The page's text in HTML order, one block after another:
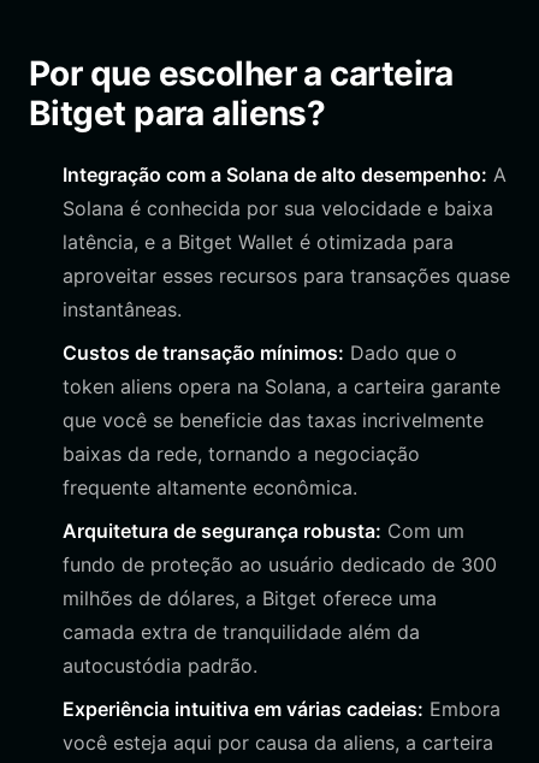
Por que escolher a carteira
Bitget para aliens?
Integração com a Solana de alto desempenho: A
Solana é conhecida por sua velocidade e baixa
latência, e a Bitget Wallet é otimizada para
aproveitar esses recursos para transações quase
instantâneas.
Custos de transação mínimos: Dado que o
token aliens opera na Solana, a carteira garante
que você se beneficie das taxas incrivelmente
baixas da rede, tornando a negociação
frequente altamente econômica.
Arquitetura de segurança robusta: Com um
fundo de proteção ao usuário dedicado de 300
milhões de dólares, a Bitget oferece uma
camada extra de tranquilidade além da
autocustódia padrão.
Experiência intuitiva em várias cadeias: Embora
você esteja aqui por causa da aliens, a carteira